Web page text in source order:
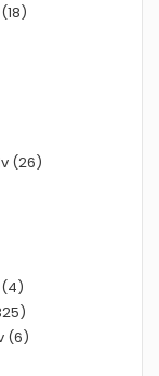
(26)
(4)
(6)